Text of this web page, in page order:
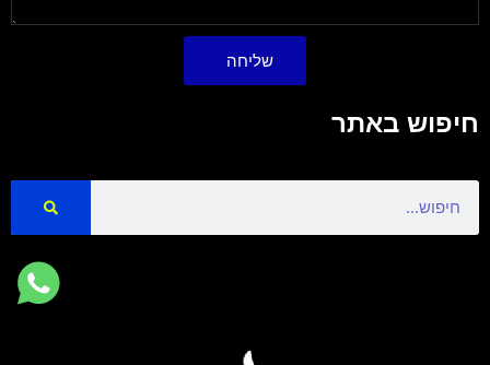
שליחה
חיפוש באתר